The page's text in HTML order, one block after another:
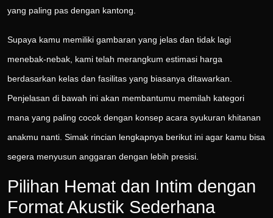
yang paling pas dengan kantong.
Supaya kamu memiliki gambaran yang jelas dan tidak lagi
menebak-nebak, kami telah merangkum estimasi harga
berdasarkan kelas dan fasilitas yang biasanya ditawarkan.
Penjelasan di bawah ini akan membantumu memilah kategori
mana yang paling cocok dengan konsep acara syukuran khitanan
anakmu nanti. Simak rincian lengkapnya berikut ini agar kamu bisa
segera menyusun anggaran dengan lebih presisi.
Pilihan Hemat dan Intim dengan
Format Akustik Sederhana